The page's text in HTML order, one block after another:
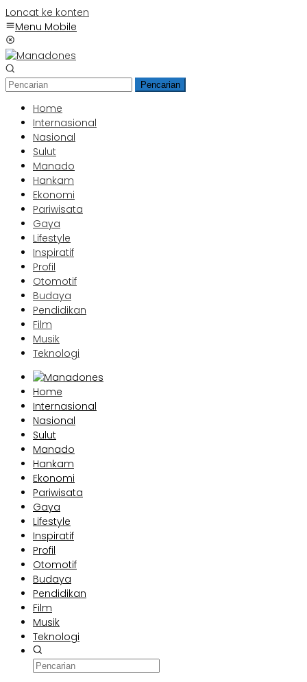
Loncat ke konten
Menu Mobile
Pencarian
Home
Internasional
Nasional
Sulut
Manado
Hankam
Ekonomi
Pariwisata
Gaya
Lifestyle
Inspiratif
Profil
Otomotif
Budaya
Pendidikan
Film
Musik
Teknologi
Home
Internasional
Nasional
Sulut
Manado
Hankam
Ekonomi
Pariwisata
Gaya
Lifestyle
Inspiratif
Profil
Otomotif
Budaya
Pendidikan
Film
Musik
Teknologi